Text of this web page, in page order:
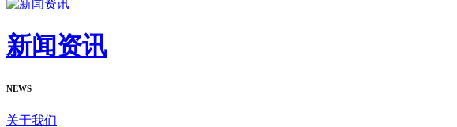
新闻资讯
NEWS
关于我们